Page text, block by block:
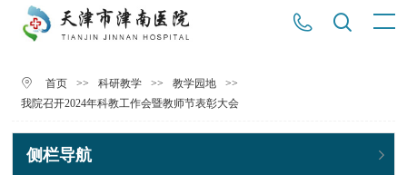
首页 >> 科研教学 >> 教学园地
>>
我院召开2024年科教工作会暨教师节表彰大会
侧栏导航